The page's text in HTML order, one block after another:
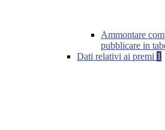
Ammontare
pubblicare in
Dati relativi ai premi 1